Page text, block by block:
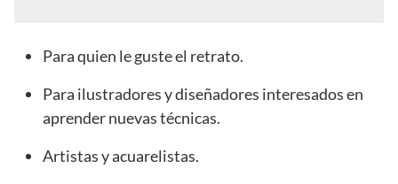
Para quien le guste el retrato.
Para ilustradores y diseñadores interesados en
aprender nuevas técnicas.
Artistas y acuarelistas.